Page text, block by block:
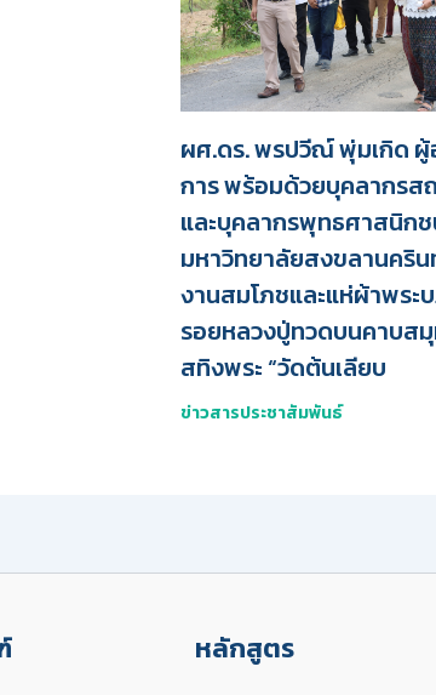
ผศ.ดร. พรปวีณ์ พุ่มเกิด ผู้
การ พร้อมด้วยบุคลากรส
และบุคลากรพุทธศาสนิก
มหาวิทยาลัยสงขลานคริน
งานสมโภชและแห่ผ้าพระ
รอยหลวงปู่ทวดบนคาบส
สทิงพระ “วัดต้นเลียบ
ข่าวสารประชาสัมพันธ์
หลักสูตร